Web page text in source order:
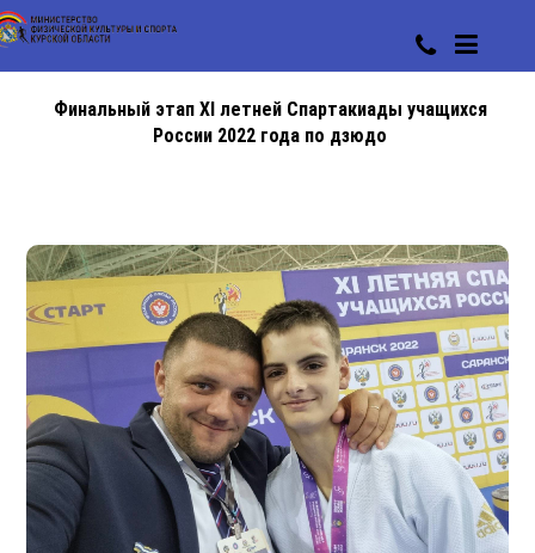
Финальный этап XI летней Спартакиады учащихся
России 2022 года по дзюдо